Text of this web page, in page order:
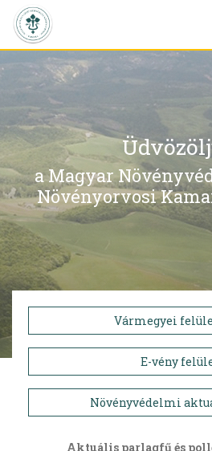
a Magyar
Növényorvosi
Vármegyei
E-vény
Növényvédelmi
Aktuális parlagfű és